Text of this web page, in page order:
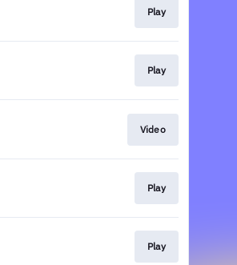
Play
Play
Video
Play
Play